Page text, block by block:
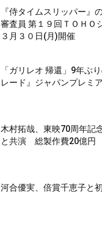
『侍タイムスリッパー』
審査員 第１９回ＴＯＨＯ
３月３０日(月)開催
「ガリレオ 帰還」9年ぶ
レード』ジャパンプレミア
木村拓哉、東映70周年記
と共演 総製作費20億円
河合優実、倍賞千恵子と